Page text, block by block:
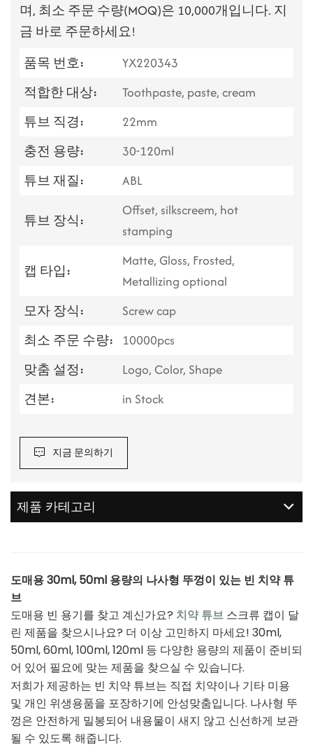
며, 최소 주문 수량(MOQ)은 10,000개입니다. 지
금 바로 주문하세요!
품목 번호:
YX220343
적합한 대상:
Toothpaste, paste, cream
튜브 직경:
22mm
충전 용량:
30-120ml
튜브 재질:
ABL
튜브 장식:
Offset, silkscreem, hot
stamping
캡 타입:
Matte, Gloss, Frosted,
Metallizing optional
모자 장식:
Screw cap
최소 주문 수량:
10000pcs
맞춤 설정:
Logo, Color, Shape
견본:
in Stock
지금 문의하기
제품 카테고리
도매용 30ml, 50ml 용량의 나사형 뚜껑이 있는 빈 치약 튜
브
도매용 빈 용기를 찾고 계신가요? 치약 튜브 스크류 캡이 달
린 제품을 찾으시나요? 더 이상 고민하지 마세요! 30ml,
50ml, 60ml, 100ml, 120ml 등 다양한 용량의 제품이 준비되
어 있어 필요에 맞는 제품을 찾으실 수 있습니다.
저희가 제공하는 빈 치약 튜브는 직접 치약이나 기타 미용
및 개인 위생용품을 포장하기에 안성맞춤입니다. 나사형 뚜
껑은 안전하게 밀봉되어 내용물이 새지 않고 신선하게 보관
될 수 있도록 해줍니다.